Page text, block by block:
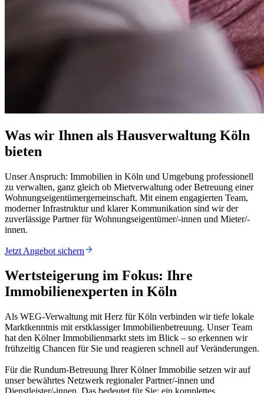
Was wir Ihnen als Hausverwaltung Köln
bieten
Unser Anspruch: Immobilien in Köln und Umgebung professionell
zu verwalten, ganz gleich ob Mietverwaltung oder Betreuung einer
Wohnungseigentümergemeinschaft. Mit einem engagierten Team,
moderner Infrastruktur und klarer Kommunikation sind wir der
zuverlässige Partner für Wohnungseigentümer/-innen und Mieter/-
innen.
Jetzt Angebot sichern
Wertsteigerung im Fokus: Ihre
Immobilienexperten in Köln
Als WEG-Verwaltung mit Herz für Köln verbinden wir tiefe lokale
Marktkenntnis mit erstklassiger Immobilienbetreuung. Unser Team
hat den Kölner Immobilienmarkt stets im Blick – so erkennen wir
frühzeitig Chancen für Sie und reagieren schnell auf Veränderungen.
Für die Rundum-Betreuung Ihrer Kölner Immobilie setzen wir auf
unser bewährtes Netzwerk regionaler Partner/-innen und